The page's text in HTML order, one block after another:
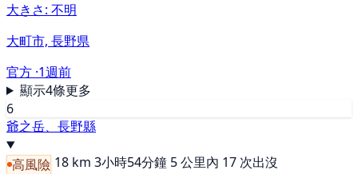
大きさ: 不明
大町市, 長野県
官方 ·1週前
顯示4條更多
6
爺之岳、長野縣
高風險 18 km 3小時54分鐘 5 公里內 17 次出沒